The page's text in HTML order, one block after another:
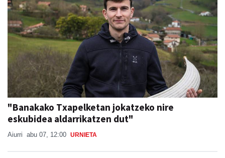
"Banakako Txapelketan jokatzeko nire
eskubidea aldarrikatzen dut"
Aiurri abu 07, 12:00 URNIETA